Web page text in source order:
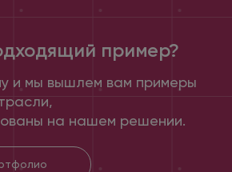
пример?
и мы вышлем вам примеры
на нашем решении.